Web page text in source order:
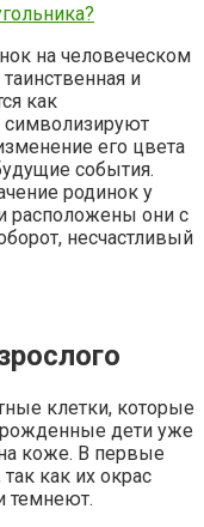
на человеческом
и
как
символизируют
его цвета
события.
родинок у
расположены они с
несчастливый
клетки, которые
дети уже
коже. В первые
как их окрас
темнеют.